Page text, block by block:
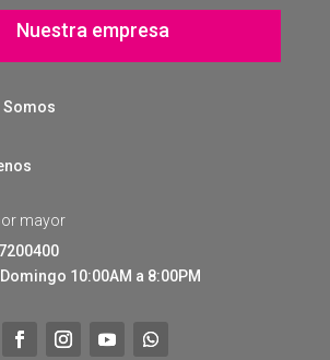
Nuestra empresa
Somos
mayor
10:00AM a 8:00PM